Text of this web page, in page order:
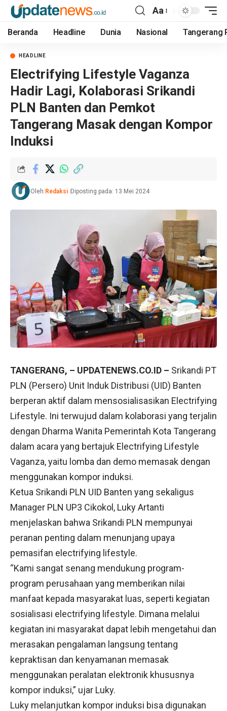
Aa
Beranda Headline Dunia Nasional Tangerang
HEADLINE
Electrifying Lifestyle Vaganza
Hadir Lagi, Kolaborasi Srikandi
PLN Banten dan Pemkot
Tangerang Masak dengan Kompor
Induksi
Oleh: Redaksi Diposting pada: 13 Mei 2024
TANGERANG, – UPDATENEWS.CO.ID – Srikandi PT
PLN (Persero) Unit Induk Distribusi (UID) Banten
berperan aktif dalam mensosialisasikan Electrifying
Lifestyle. Ini terwujud dalam kolaborasi yang terjalin
dengan Dharma Wanita Pemerintah Kota Tangerang
dalam acara yang bertajuk Electrifying Lifestyle
Vaganza, yaitu lomba dan demo memasak dengan
menggunakan kompor induksi.
Ketua Srikandi PLN UID Banten yang sekaligus
Manager PLN UP3 Cikokol, Luky Artanti
menjelaskan bahwa Srikandi PLN mempunyai
peranan penting dalam menunjang upaya
pemasifan electrifying lifestyle.
“Kami sangat senang mendukung program-
program perusahaan yang memberikan nilai
manfaat kepada masyarakat luas, seperti kegiatan
sosialisasi electrifying lifestyle. Dimana melalui
kegiatan ini masyarakat dapat lebih mengetahui dan
merasakan pengalaman langsung tentang
kepraktisan dan kenyamanan memasak
menggunakan peralatan elektronik khususnya
kompor induksi,” ujar Luky.
Luky melanjutkan kompor induksi bisa digunakan